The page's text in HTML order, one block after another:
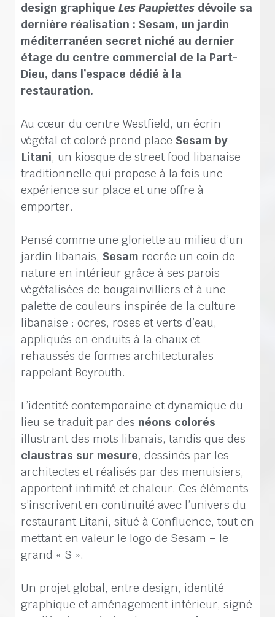
design graphique Les Paupiettes dévoile sa
dernière réalisation : Sesam, un jardin
méditerranéen secret niché au dernier
étage du centre commercial de la Part-
Dieu, dans l’espace dédié à la
restauration.
Au cœur du centre Westfield, un écrin
végétal et coloré prend place Sesam by
Litani, un kiosque de street food libanaise
traditionnelle qui propose à la fois une
expérience sur place et une offre à
emporter.
Pensé comme une gloriette au milieu d’un
jardin libanais, Sesam recrée un coin de
nature en intérieur grâce à ses parois
végétalisées de bougainvilliers et à une
palette de couleurs inspirée de la culture
libanaise : ocres, roses et verts d’eau,
appliqués en enduits à la chaux et
rehaussés de formes architecturales
rappelant Beyrouth.
L’identité contemporaine et dynamique du
lieu se traduit par des néons colorés
illustrant des mots libanais, tandis que des
claustras sur mesure, dessinés par les
architectes et réalisés par des menuisiers,
apportent intimité et chaleur. Ces éléments
s’inscrivent en continuité avec l’univers du
restaurant Litani, situé à Confluence, tout en
mettant en valeur le logo de Sesam – le
grand « S ».
Un projet global, entre design, identité
graphique et aménagement intérieur, signé